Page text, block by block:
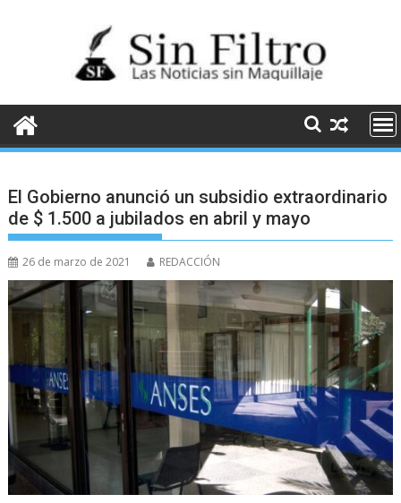
El Gobierno anunció un subsidio extraordinario
de $ 1.500 a jubilados en abril y mayo
26 de marzo de 2021 REDACCIÓN